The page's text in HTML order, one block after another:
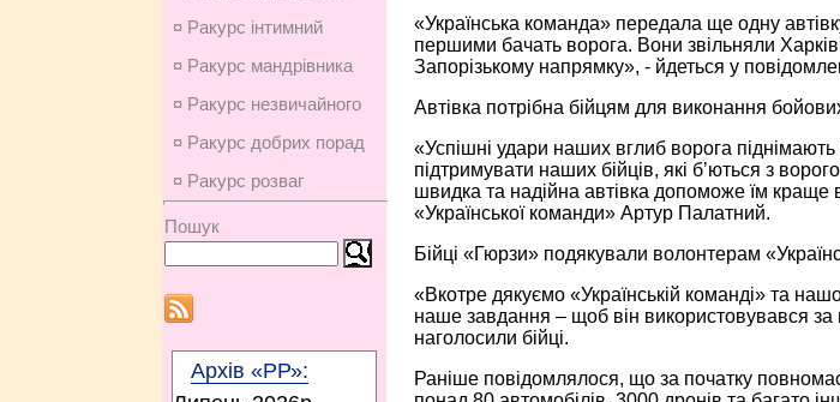
¤ Ракурс інтимний
¤ Ракурс мандрівника
¤ Ракурс незвичайного
¤ Ракурс добрих порад
¤ Ракурс розваг
Пошук
Архів «РР»:
«Українська команда» передала ще одну
першими бачать ворога. Вони звільняли
Запорізькому напрямку», - йдеться у
Автівка потрібна бійцям для виконання
«Успішні удари наших вглиб ворога
підтримувати наших бійців, які бʼються з
швидка та надійна автівка допоможе їм краще
«Української команди» Артур Палатний.
Бійці «Гюрзи» подякували волонтерам
«Вкотре дякуємо «Українській команді» та
наше завдання – щоб він використовувався
наголосили бійці.
Раніше повідомлялося, що за початку